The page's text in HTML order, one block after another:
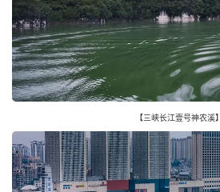
【三峡长江壹号神农溪】